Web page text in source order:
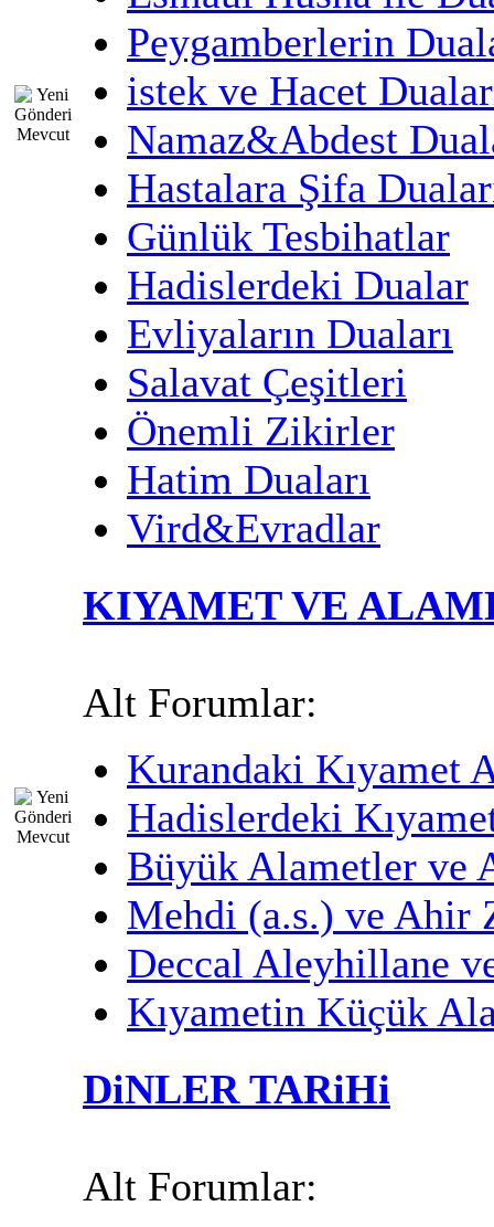
Peygamberlerin
istek ve Hacet
Namaz&Abdest
Hastalara Şifa
Günlük Tesbihatlar
Hadislerdeki Dualar
Evliyaların Duaları
Salavat Çeşitleri
Önemli Zikirler
Hatim Duaları
Vird&Evradlar
KIYAMET VE
Alt Forumlar:
Kurandaki Kıyamet
Hadislerdeki
Büyük Alametler ve
Mehdi (a.s.) ve Ahir
Deccal Aleyhillane
Kıyametin Küçük
DiNLER TARiHi
Alt Forumlar: